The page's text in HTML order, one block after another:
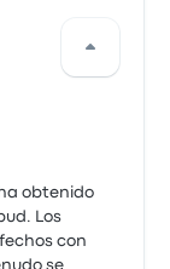
obtenido
Los
con
se